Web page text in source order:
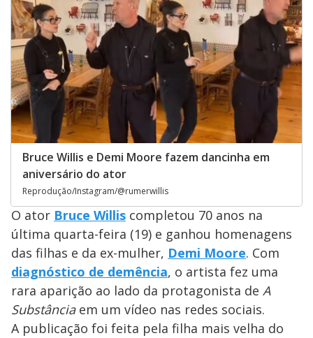
Bruce Willis e Demi Moore fazem dancinha em
aniversário do ator
Reprodução/Instagram/@rumerwillis
O ator Bruce Willis completou 70 anos na
última quarta-feira (19) e ganhou homenagens
das filhas e da ex-mulher, Demi Moore. Com
diagnóstico de demência, o artista fez uma
rara aparição ao lado da protagonista de A
Substânciaem um vídeo nas redes sociais.
A publicação foi feita pela filha mais velha do